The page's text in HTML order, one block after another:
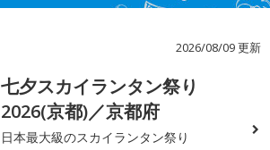
2026/08/09 更新
七夕スカイランタン祭り
2026(京都)／京都府
日本最大級のスカイランタン祭り